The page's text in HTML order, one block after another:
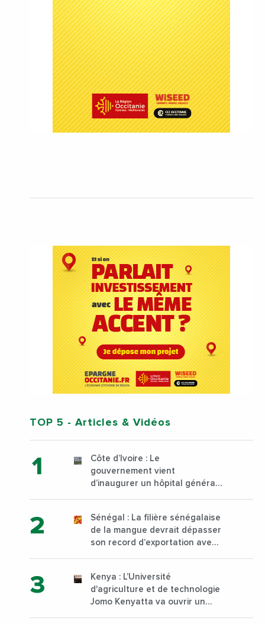
TOP 5 - Articles & Vidéos
Côte d’Ivoire : Le
gouvernement vient
d’inaugurer un hôpital général
Sénégal : La filière sénégalaise
de la mangue devrait dépasser
son record d’exportation avec
Kenya : L’Université
d'agriculture et de technologie
Jomo Kenyatta va ouvrir un